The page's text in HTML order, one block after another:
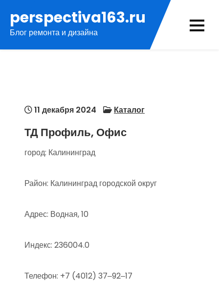
содержимому
perspectiva163.ru
Блог ремонта и дизайна
11 декабря 2024 Каталог
ТД Профиль, Офис
город: Калининград
Район: Калининград городской округ
Адрес: Водная, 10
Индекс: 236004.0
Телефон: +7 (4012) 37‒92‒17